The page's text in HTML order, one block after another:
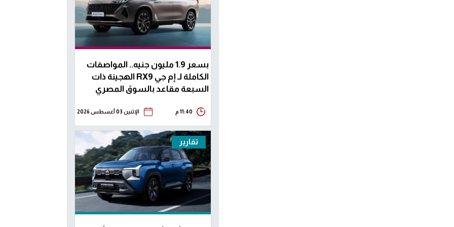
بسعر 1.9 مليون جنيه.. المواصفات
الكاملة لـ إم جي RX9 الهجينة ذات
السبعة مقاعد بالسوق المصري
11:40 م الإثنين 03 أغسطس 2026
تقارير